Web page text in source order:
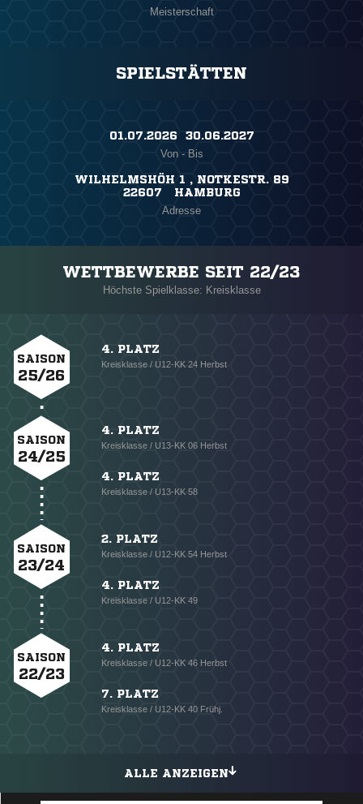
Meisterschaft
SPIELSTÄTTEN
01.07.2026 ​ 30.06.2027
Von - Bis
WILHELMSHÖH 1 , NOTKESTR. 89
22607 HAMBURG
Adresse
WETTBEWERBE SEIT 22/23
Höchste Spielklasse: Kreisklasse
SAISON
25/26
4. PLATZ
Kreisklasse / U12-KK 24 Herbst
SAISON
24/25
4. PLATZ
Kreisklasse / U13-KK 06 Herbst
4. PLATZ
Kreisklasse / U13-KK 58
SAISON
23/24
2. PLATZ
Kreisklasse / U12-KK 54 Herbst
4. PLATZ
Kreisklasse / U12-KK 49
SAISON
22/23
4. PLATZ
Kreisklasse / U12-KK 46 Herbst
7. PLATZ
Kreisklasse / U12-KK 40 Frühj.
ALLE ANZEIGEN